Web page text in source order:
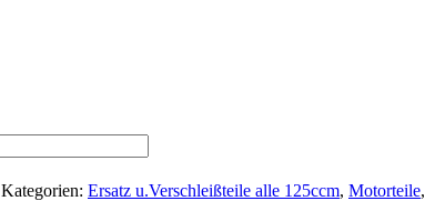
Kategorien: Ersatz u.Verschleißteile alle 125ccm, Motorteile,